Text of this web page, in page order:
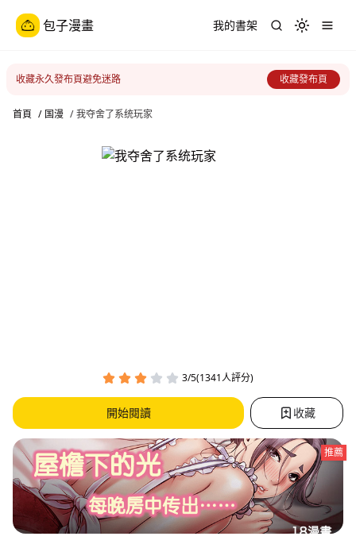
包子漫畫 我的書架 Toggle
收藏永久發布頁避免迷路 收藏發布頁
首頁 / 国漫 / 我夺舍了系统玩家
3/5(1341人評分)
開始閱讀 收藏
推薦